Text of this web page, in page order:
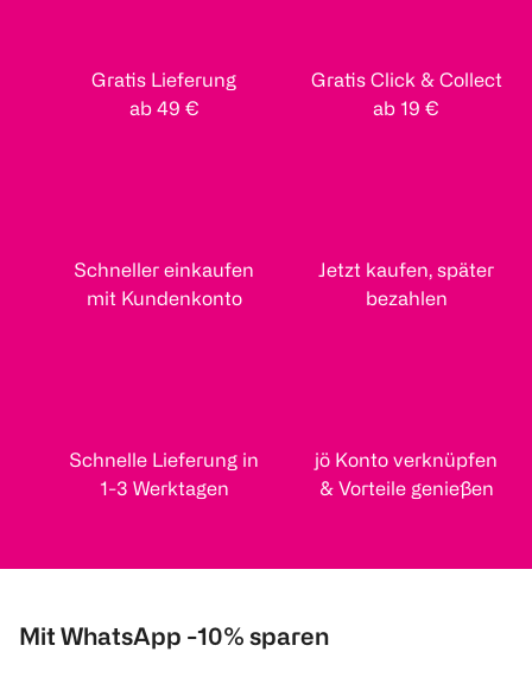
Gratis Lieferung
ab 49 €
Gratis Click & Collect
ab 19 €
Schneller einkaufen
mit Kundenkonto
Jetzt kaufen, später
bezahlen
Schnelle Lieferung in
1-3 Werktagen
jö Konto verknüpfen
& Vorteile genießen
Mit WhatsApp -10% sparen